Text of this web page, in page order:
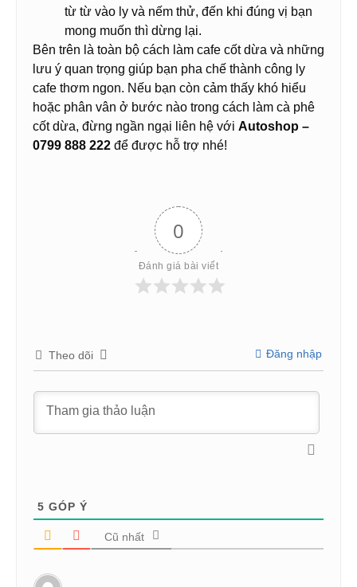
từ từ vào ly và nếm thử, đến khi đúng vị bạn
mong muốn thì dừng lại.
Bên trên là toàn bộ cách làm cafe cốt dừa và những
lưu ý quan trọng giúp bạn pha chế thành công ly
cafe thơm ngon. Nếu bạn còn cảm thấy khó hiểu
hoặc phân vân ở bước nào trong cách làm cà phê
cốt dừa, đừng ngần ngại liên hệ với Autoshop –
0799 888 222 để được hỗ trợ nhé!
0
Đánh giá bài viết
Theo dõi Đăng nhập
5 GÓP Ý
Cũ nhất